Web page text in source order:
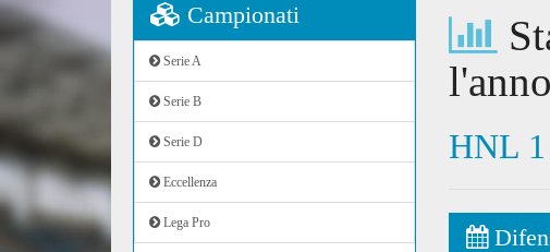
Campionati
Serie A
Serie B
Serie D
Eccellenza
Lega Pro
HNL 1